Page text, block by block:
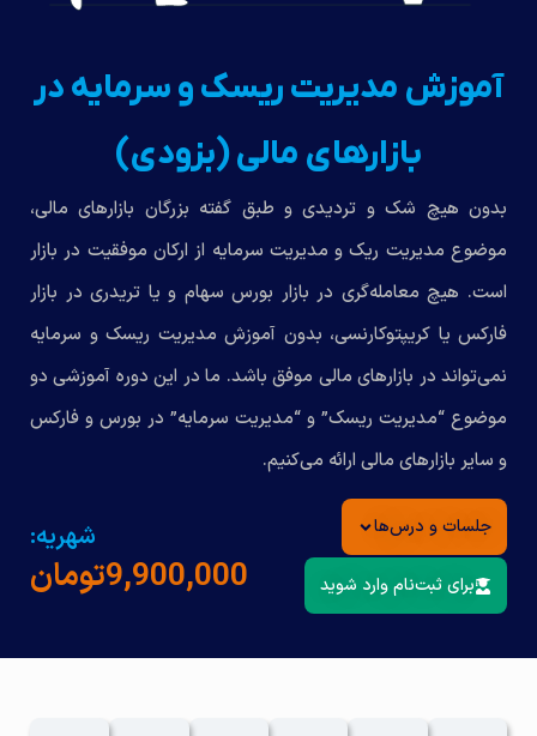
آموزش مدیریت ریسک و سرمایه در
بازارهای مالی (بزودی)
بدون هیچ شک و تردیدی و طبق گفته بزرگان بازارهای مالی،
موضوع مدیریت ریک و مدیریت سرمایه از ارکان موفقیت در بازار
است. هیچ معامله‌گری در بازار بورس سهام و یا تریدری در بازار
فارکس یا کریپتوکارنسی، بدون آموزش مدیریت ریسک و سرمایه
نمی‌تواند در بازارهای مالی موفق باشد. ما در این دوره آموزشی دو
موضوع “مدیریت ریسک” و “مدیریت سرمایه” در بورس و فارکس
و سایر بازارهای مالی ارائه می‌کنیم.
جلسات و درس‌ها
برای ثبت‌نام وارد شوید
شهریه:
9,900,000تومان